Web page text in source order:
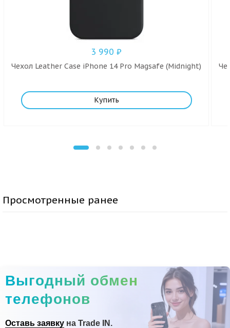
3 990 ₽
Чехол Leather Case iPhone 14 Pro Magsafe (Midnight)
Купить
Просмотренные ранее
Выгодный обмен
телефонов
Оставь заявку на Trade IN.